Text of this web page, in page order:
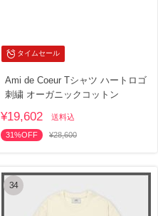
タイムセール
Ami de Coeur Tシャツ ハートロゴ
刺繍 オーガニックコットン
¥19,602 送料込
31%OFF ¥28,600
34